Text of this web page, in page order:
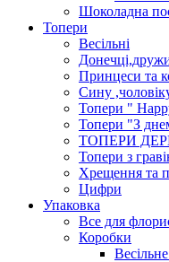
Шоколадна
Топери
Весільні
Принцеси та
Сину
Топери "
Топери "З
ТОПЕРИ
Топери з
Хрещення та
Цифри
Упаковка
Все для
Коробки